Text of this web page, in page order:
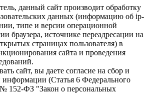
данный сайт производит обработку
данных (информацию об ip-
типе и версии операционной
браузера, источнике переадресации на
страницах пользователя) в
сайта и проведения
сайт, вы даете согласие на сбор и
информации (Статья 6 Федерального
№ 152-ФЗ "Закон о персональных